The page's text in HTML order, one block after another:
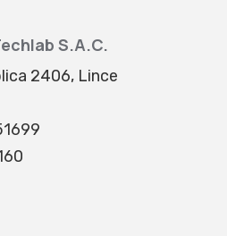
S.A.C.
2406, Lince